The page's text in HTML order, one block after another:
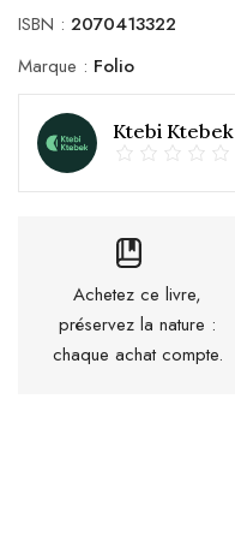
ISBN : 2070413322
Marque : Folio
Ktebi Ktebek
Achetez ce livre,
préservez la nature :
chaque achat compte.